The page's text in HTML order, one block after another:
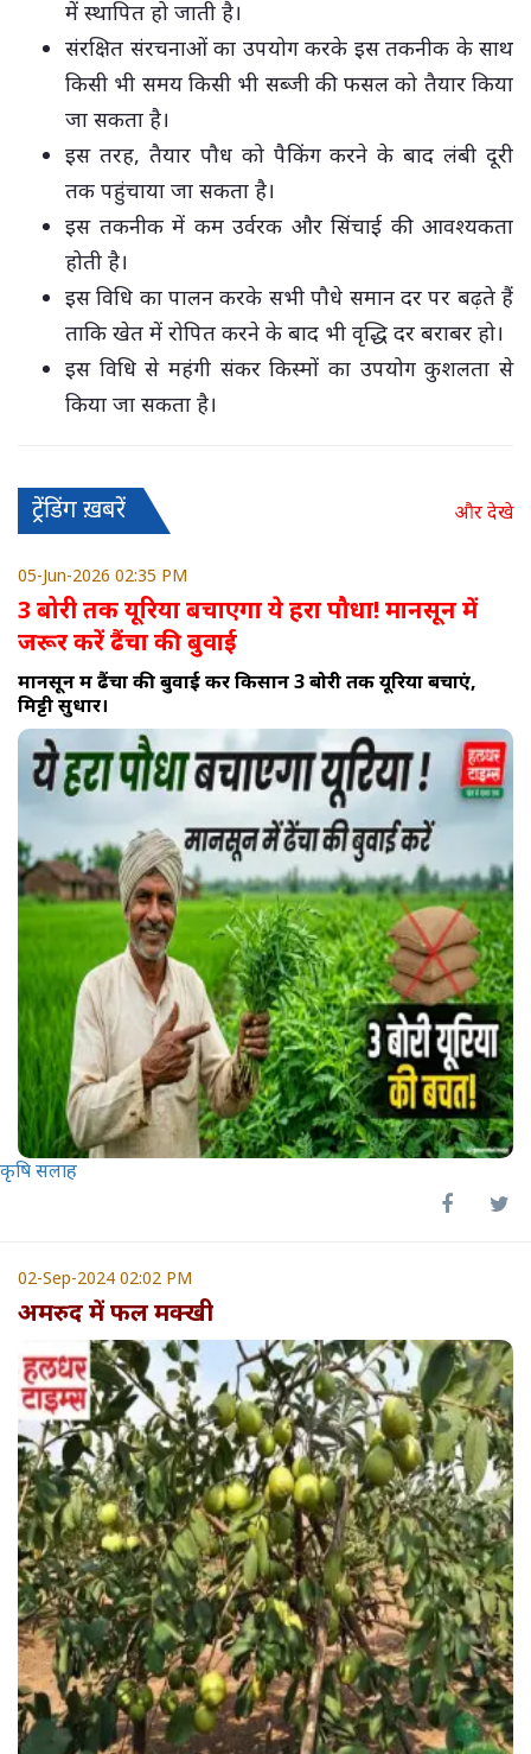
में स्थापित हो जाती है।
संरक्षित संरचनाओं का उपयोग करके इस तकनीक के साथ
किसी भी समय किसी भी सब्जी की फसल को तैयार किया
जा सकता है।
इस तरह, तैयार पौध को पैकिंग करने के बाद लंबी दूरी
तक पहुंचाया जा सकता है।
इस तकनीक में कम उर्वरक और सिंचाई की आवश्यकता
होती है।
इस विधि का पालन करके सभी पौधे समान दर पर बढ़ते हैं
ताकि खेत में रोपित करने के बाद भी वृद्धि दर बराबर हो।
इस विधि से महंगी संकर किस्मों का उपयोग कुशलता से
किया जा सकता है।
ट्रेंडिंग ख़बरें और देखे
05-Jun-2026 02:35 PM
3 बोरी तक यूरिया बचाएगा ये हरा पौधा! मानसून में
जरूर करें ढैंचा की बुवाई
मानसून में ढैंचा की बुवाई कर किसान 3 बोरी तक यूरिया बचाएं,
मिट्टी सुधारें।
कृषि सलाह
02-Sep-2024 02:02 PM
अमरुद में फल मक्खी